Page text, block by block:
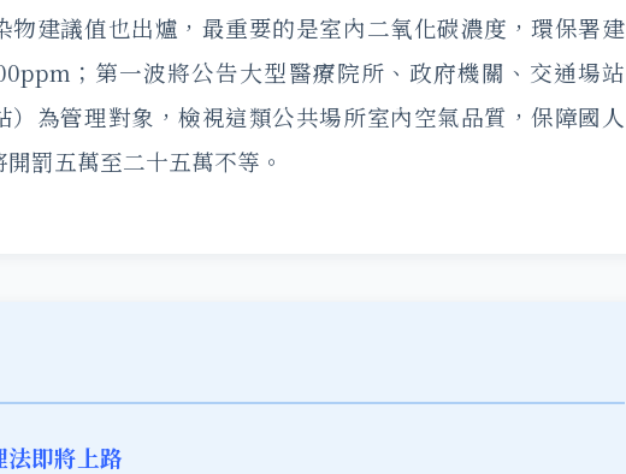
物建議值也出爐，最重要的是室內二氧化碳濃度，環保署建
；第一波將公告大型醫療院所、政府機關、交通場站
）為管理對象，檢視這類公共場所室內空氣品質，保障國人
罰五萬至二十五萬不等。
法即將上路